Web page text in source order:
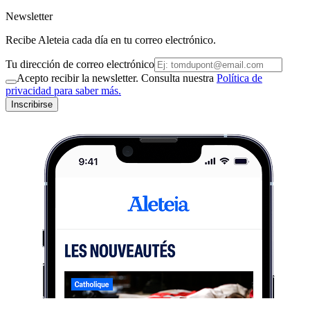
Newsletter
Recibe Aleteia cada día en tu correo electrónico.
Tu dirección de correo electrónico
Acepto recibir la newsletter. Consulta nuestra Política de
privacidad para saber más.
Inscribirse